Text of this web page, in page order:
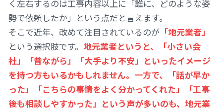
く左右するのは工事内容以上に「誰に、どのような姿
勢で依頼したか」という点だと言えます。
そこで近年、改めて注目されているのが 「地元業者」
という選択肢です。 地元業者というと、「小さい会
社」「昔ながら」「大手より不安」といったイメージ
を持つ方もいるかもしれません。一方で、「話が早か
った」「こちらの事情をよく分かってくれた」「工事
後も相談しやすかった」という声が多いのも、地元業